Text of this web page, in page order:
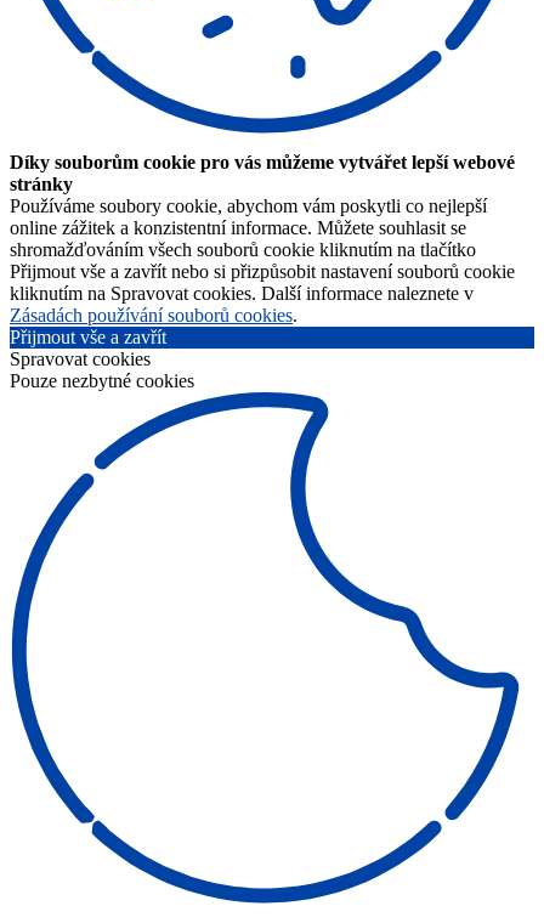
Díky souborům cookie pro vás můžeme vytvářet lepší webové
stránky
Používáme soubory cookie, abychom vám poskytli co nejlepší
online zážitek a konzistentní informace. Můžete souhlasit se
shromažďováním všech souborů cookie kliknutím na tlačítko
Přijmout vše a zavřít nebo si přizpůsobit nastavení souborů cookie
kliknutím na Spravovat cookies. Další informace naleznete v
Zásadách používání souborů cookies.
Přijmout vše a zavřít
Spravovat cookies
Pouze nezbytné cookies